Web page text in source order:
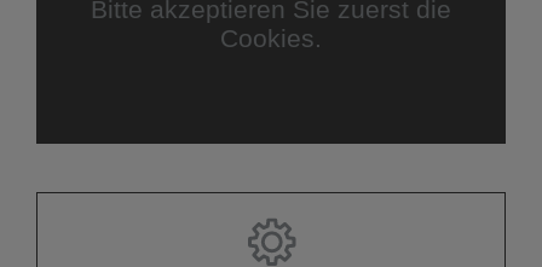
Bitte akzeptieren Sie zuerst die
Cookies.